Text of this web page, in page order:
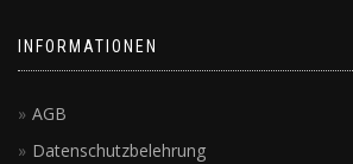
INFORMATIONEN
AGB
Datenschutzbelehrung